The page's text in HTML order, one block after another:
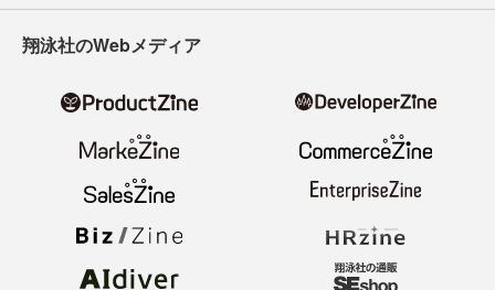
翔泳社のWebメディア